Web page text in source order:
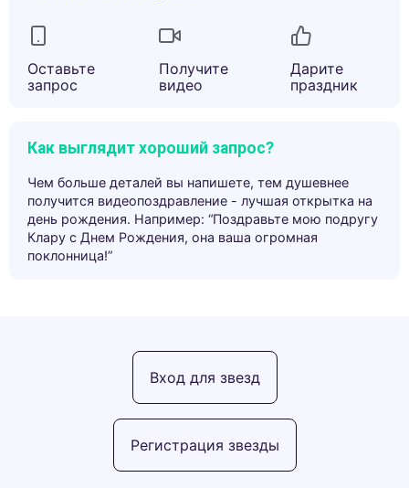
Оставьте
запрос
Получите
видео
Дарите
праздник
Как выглядит хороший запрос?
Чем больше деталей вы напишете, тем душевнее
получится видеопоздравление - лучшая открытка на
день рождения. Например: “Поздравьте мою подругу
Клару с Днем Рождения, она ваша огромная
поклонница!”
Регистрация звезды
Вход для звезд